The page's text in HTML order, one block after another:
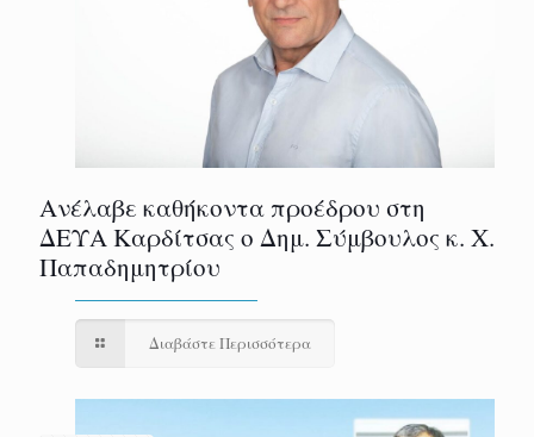
Ανέλαβε καθήκοντα προέδρου στη
ΔΕΥΑ Καρδίτσας ο Δημ. Σύμβουλος κ. Χ.
Παπαδημητρίου
Διαβάστε Περισσότερα